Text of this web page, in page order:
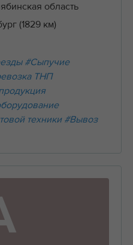
область
(1829 км)
#Сыпучие
ТНП
техники #Вывоз